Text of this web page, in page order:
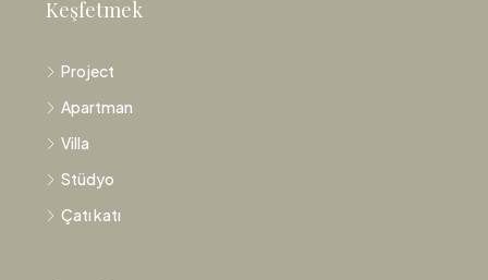
Keşfetmek
Project
Apartman
Villa
Stüdyo
Çatı katı